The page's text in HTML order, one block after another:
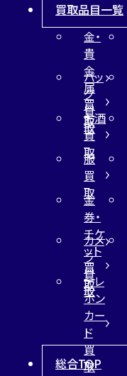
買取品目一覧
金・
貴
金
属
買
取
バッ
グ
買
取
お酒
買
取
服
買
取
金
券・
チケ
ット
買
取
カメ
ラ
買
取
テレ
ホン
カー
ド
買
取
総合TOP